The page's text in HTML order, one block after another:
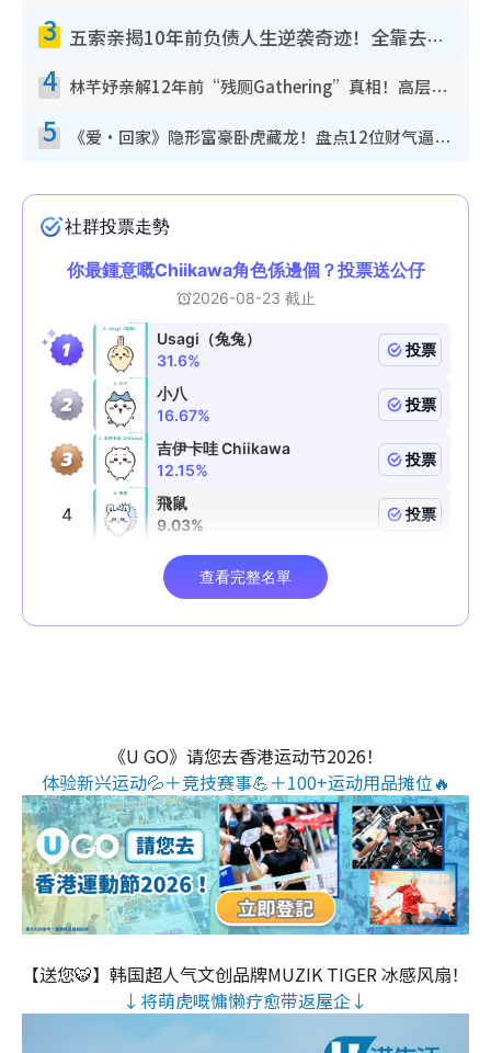
3 五索亲揭10年前负债人生逆袭奇迹！全靠去一地方转运后即遇上马先生
4 林芊妤亲解12年前“残厕Gathering”真相！高层解约一句话重创尊严，至今拒返TVB
5 《爱·回家》隐形富豪卧虎藏龙！盘点12位财气逼人的有钱艺人：这位美女3亿身家不愁做
《U GO》请您去香港运动节2026！
体验新兴运动💦＋竞技赛事💪＋100+运动用品摊位🔥
【送您🐯】韩国超人气文创品牌MUZIK TIGER 冰感风扇！
↓将萌虎嘅慵懒疗愈带返屋企↓